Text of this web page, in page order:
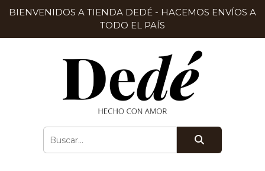
BIENVENIDOS A TIENDA DEDÉ - HACEMOS ENVÍOS A
TODO EL PAÍS